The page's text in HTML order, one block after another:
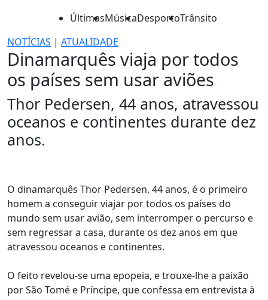
ÚltimasMúsicaDesportoTrânsito
NOTÍCIAS | ATUALIDADE
Dinamarquês viaja por todos
os países sem usar aviões
Thor Pedersen, 44 anos, atravessou
oceanos e continentes durante dez
anos.
O dinamarquês Thor Pedersen, 44 anos, é o primeiro
homem a conseguir viajar por todos os países do
mundo sem usar avião, sem interromper o percurso e
sem regressar a casa, durante os dez anos em que
atravessou oceanos e continentes.
O feito revelou-se uma epopeia, e trouxe-lhe a paixão
por São Tomé e Príncipe, que confessa em entrevista à